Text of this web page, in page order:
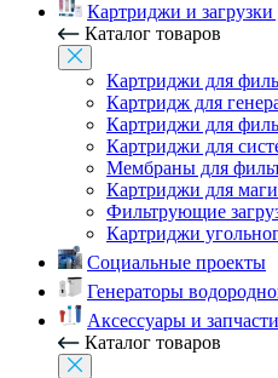
Картриджи и
Каталог товаров
Картриджи для
Картридж для
Картриджи для
Картриджи для
Мембраны для
Картриджи для
Фильтрующие
Картриджи
Социальные проекты
Генераторы
Аксессуары и
Каталог товаров